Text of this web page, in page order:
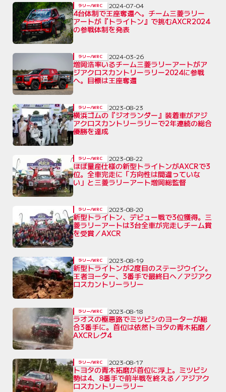
4台体制で王座奪還へ。チーム三菱ラリー
アートが『トライトン』で挑むAXCR2024
の参戦体制を発表
ラリー/WRC 2024-07-04
増岡浩率いるチーム三菱ラリーアートがア
ジアクロスカントリーラリー2024に参戦
へ。目標は王座奪還
ラリー/WRC 2024-03-26
横浜ゴムの『ジオランダー』装着車がアジ
アクロスカントリーラリーで2年連続の総合
優勝を達成
ラリー/WRC 2023-08-23
ほぼ量産仕様の新型トライトンがAXCRで3
位。全車完走に「方向性は間違っていな
い」と三菱ラリーアート増岡総監督
ラリー/WRC 2023-08-22
新型トライトン、デビュー戦で3位獲得。三
菱ラリーアートは3台全車が完走しチーム賞
を受賞／AXCR
ラリー/WRC 2023-08-20
新型トライトンが2度目のステージウイン。
王者ヨーター、3番手で最終日へ／アジアク
ロスカントリーラリー
ラリー/WRC 2023-08-19
ラオスの極悪路でミツビシのヨーターが総
合3番手に。首位は依然トヨタの青木拓磨／
AXCRレグ4
ラリー/WRC 2023-08-18
トヨタの青木拓磨が首位に浮上。ミツビシ
勢は4、8番手で前半戦を終える／アジアク
ロスカントリーラリー
ラリー/WRC 2023-08-17